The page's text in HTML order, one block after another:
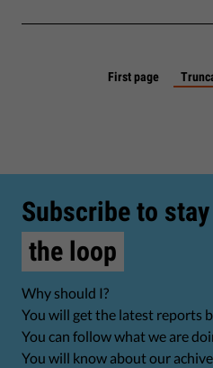
First page
Subscribe to
the loop
Why should I?
You will get the latest reports
You can follow what we are
You will know about our